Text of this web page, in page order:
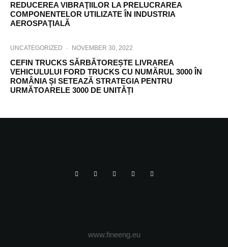
REDUCEREA VIBRAŢIILOR LA PRELUCRAREA
COMPONENTELOR UTILIZATE ÎN INDUSTRIA
AEROSPAŢIALĂ
UNCATEGORIZED · NOVEMBER 30, 2022
CEFIN TRUCKS SĂRBĂTOREȘTE LIVRAREA
VEHICULULUI FORD TRUCKS CU NUMĂRUL 3000 ÎN
ROMÂNIA ȘI SETEAZĂ STRATEGIA PENTRU
URMĂTOARELE 3000 DE UNITĂȚI
www.fineeng.eu